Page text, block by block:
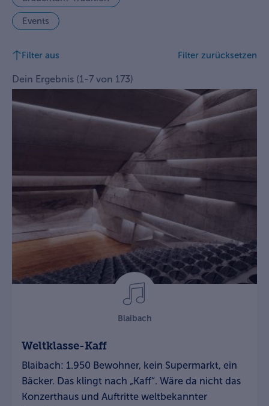
Events
Filter aus Filter zurücksetzen
Dein Ergebnis (1-7 von 173)
Blaibach
Weltklasse-Kaff
Blaibach: 1.950 Bewohner, kein Supermarkt, ein
Bäcker. Das klingt nach „Kaff“. Wäre da nicht das
Konzerthaus und Auftritte weltbekannter